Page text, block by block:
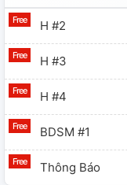
H #2
H #3
H #4
BDSM #1
Thông Báo